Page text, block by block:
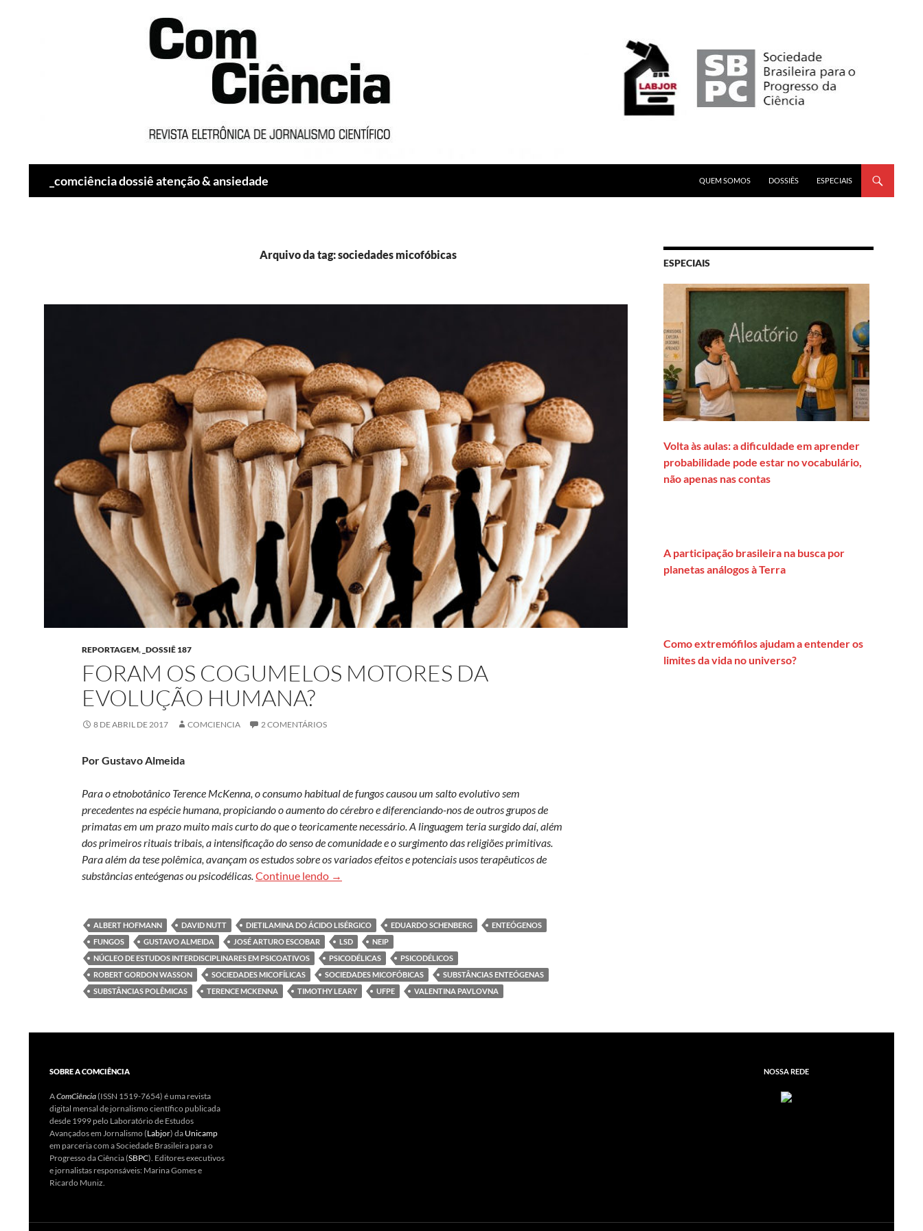
_comciência dossiê atenção & ansiedade
QUEM SOMOS
DOSSIÊS ESPECIAIS
Arquivo da tag: sociedades micofóbicas
REPORTAGEM, _DOSSIÊ 187
FORAM OS COGUMELOS MOTORES DA
EVOLUÇÃO HUMANA?
8 DE ABRIL DE 2017 COMCIENCIA 2 COMENTÁRIOS
Por Gustavo Almeida
Para oetnobotânico Terence McKenna, o consumo habitual de fungos causou um salto evolutivo sem
precedentes na espécie humana, propiciando o aumento do cérebro e diferenciando-nos de outros grupos de
primatas em um prazo muito mais curto do que o teoricamente necessário. A linguagem teria surgido daí, além
dos primeiros rituais tribais, a intensificação do senso de comunidade e o surgimento das religiões primitivas.
Para além da tese polêmica, avançam os estudos sobre os variados efeitos e potenciais usos terapêuticos de
substâncias enteógenas ou psicodélicas. Continue lendo Foram os cogumelos motores da evolução humana?
→
ALBERT HOFMANN DAVID NUTT DIETILAMINA DO ÁCIDO LISÉRGICO EDUARDO SCHENBERG
ENTEÓGENOS
FUNGOS
GUSTAVO ALMEIDA JOSÉ ARTURO ESCOBAR LSD
NEIP
NÚCLEO DE ESTUDOS INTERDISCIPLINARES EM PSICOATIVOS
PSICODÉLICAS
PSICODÉLICOS
ROBERT GORDON WASSON
SOCIEDADES MICOFÍLICAS SOCIEDADES MICOFÓBICAS
SUBSTÂNCIAS ENTEÓGENAS
SUBSTÂNCIAS POLÊMICAS
TERENCE MCKENNA TIMOTHY LEARY UFPE VALENTINA PAVLOVNA
ESPECIAIS
Volta às aulas: a dificuldade em aprender
probabilidade pode estar no vocabulário,
não apenas nas contas
A participação brasileira na busca por
planetas análogos à Terra
Como extremófilos ajudam a entender os
limites da vida no universo?
SOBRE A COMCIÊNCIA
AComCiência(ISSN 1519-7654) é uma revista
digital mensal de jornalismo científico publicada
desde 1999 pelo Laboratório de Estudos
Avançados em Jornalismo (Labjor) da Unicamp
em parceria com a Sociedade Brasileira para o
Progresso da Ciência (SBPC). Editores executivos
e jornalistas responsáveis: Marina Gomes e
Ricardo Muniz.
NOSSA REDE